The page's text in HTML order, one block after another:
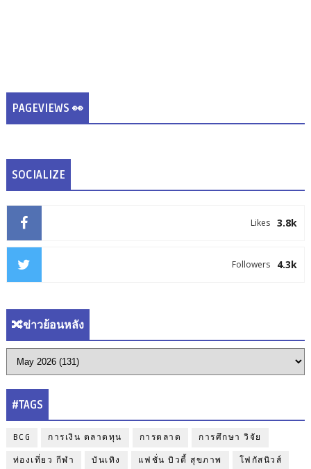
PAGEVIEWS 👀
SOCIALIZE
3.8k
Likes
4.3k
Followers
🔀ข่าวย้อนหลัง
#TAGS
BCG การเงิน ตลาดทุน การตลาด การศึกษา วิจัย
ท่องเที่ยว กีฬา บันเทิง แฟชั่น บิวตี้ สุขภาพ โฟกัสนิวส์